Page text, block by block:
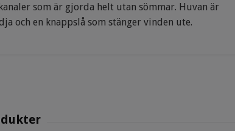
som är gjorda helt utan sömmar. Huvan är
och en knappslå som stänger vinden ute.